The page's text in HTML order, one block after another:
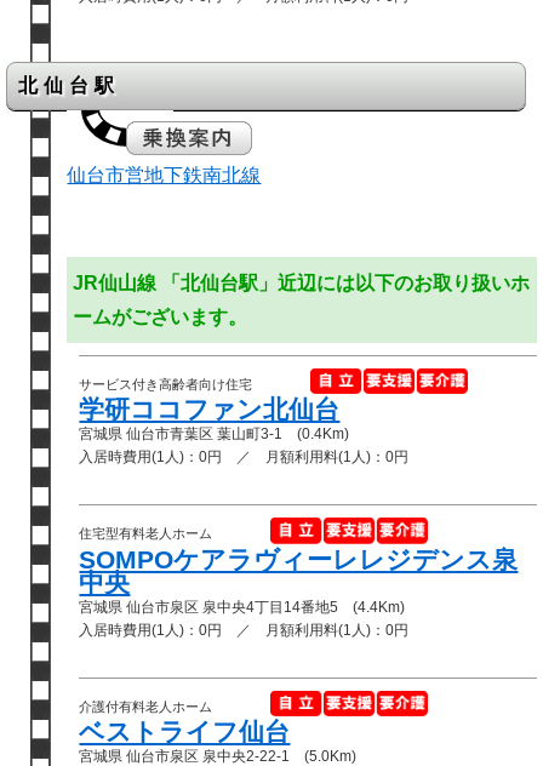
北仙台駅
仙台市営地下鉄南北線
JR仙山線 「北仙台駅」近辺には以下のお取り扱いホ
ームがございます。
サービス付き高齢者向け住宅
学研ココファン北仙台
宮城県 仙台市青葉区 葉山町3-1 (0.4Km)
入居時費用(1人)：0円 ／ 月額利用料(1人)：0円
住宅型有料老人ホーム
SOMPOケアラヴィーレレジデンス泉
中央
宮城県 仙台市泉区 泉中央4丁目14番地5 (4.4Km)
入居時費用(1人)：0円 ／ 月額利用料(1人)：0円
介護付有料老人ホーム
ベストライフ仙台
宮城県 仙台市泉区 泉中央2-22-1 (5.0Km)